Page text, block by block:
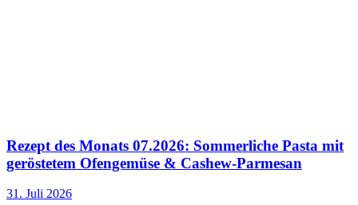
Rezept des Monats 07.2026: Sommerliche Pasta mit
geröstetem Ofengemüse & Cashew-Parmesan
31. Juli 2026